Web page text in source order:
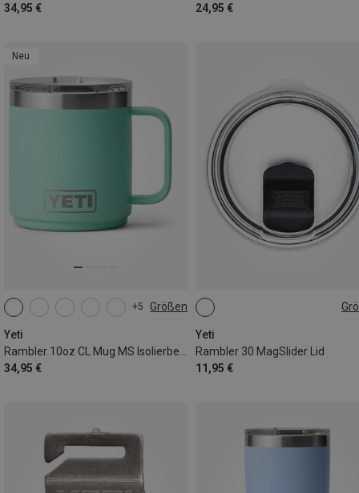
34,95 €
24,95 €
Neu
+5 Größen
Yeti
34,95 €
296ML
Yeti
Rambler 30 MagSlider Lid
11,95 €
ONE SIZE